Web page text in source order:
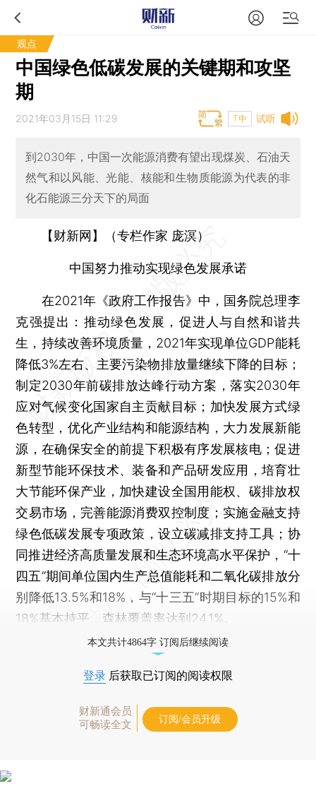
观点
中国绿色低碳发展的关键期和攻坚
期
试听
2021年03月15日 11:29 T中
到2030年，中国一次能源消费有望出现煤炭、石油天
然气和以风能、光能、核能和生物质能源为代表的非
化石能源三分天下的局面
【财新网】（专栏作家 庞溟）
中国努力推动实现绿色发展承诺
在2021年《政府工作报告》中，国务院总理李
克强提出：推动绿色发展，促进人与自然和谐共
生，持续改善环境质量，2021年实现单位GDP能耗
降低3%左右、主要污染物排放量继续下降的目标；
制定2030年前碳排放达峰行动方案，落实2030年
应对气候变化国家自主贡献目标；加快发展方式绿
色转型，优化产业结构和能源结构，大力发展新能
源，在确保安全的前提下积极有序发展核电；促进
新型节能环保技术、装备和产品研发应用，培育壮
大节能环保产业，加快建设全国用能权、碳排放权
交易市场，完善能源消费双控制度；实施金融支持
绿色低碳发展专项政策，设立碳减排支持工具；协
同推进经济高质量发展和生态环境高水平保护，“十
四五”期间单位国内生产总值能耗和二氧化碳排放分
别降低13.5%和18%，与“十三五”时期目标的15%和
18%基本持平，森林覆盖率达到24.1%。
本文共计4864字 订阅后继续阅读
登录 后获取已订阅的阅读权限
财新通会员
可畅读全文
订阅/会员升级